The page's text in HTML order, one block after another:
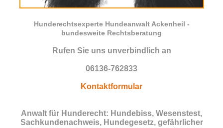
Hunderechtsexperte Hundeanwalt Ackenheil -
bundesweite Rechtsberatung
Rufen Sie uns unverbindlich an
06136-762833
Kontaktformular
Anwalt für Hunderecht: Hundebiss, Wesenstest,
Sachkundenachweis, Hundegesetz, gefährlicher